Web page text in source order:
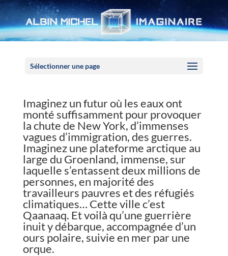
Sélectionner une page
Imaginez un futur où les eaux ont
monté suffisamment pour provoquer
la chute de New York, d’immenses
vagues d’immigration, des guerres.
Imaginez une plateforme arctique au
large du Groenland, immense, sur
laquelle s’entassent deux millions de
personnes, en majorité des
travailleurs pauvres et des réfugiés
climatiques… Cette ville c’est
Qaanaaq. Et voilà qu’une guerrière
inuit y débarque, accompagnée d’un
ours polaire, suivie en mer par une
orque.
Panneau de gestion des cookies